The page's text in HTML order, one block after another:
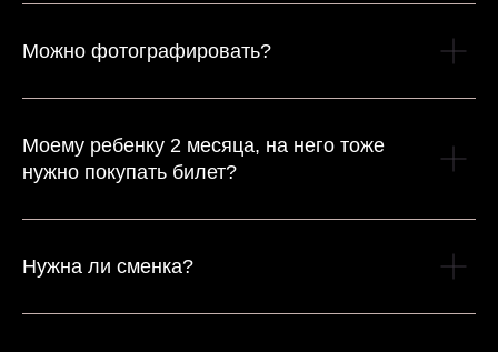
Можно фотографировать?
Моему ребенку 2 месяца, на него тоже
нужно покупать билет?
Нужна ли сменка?